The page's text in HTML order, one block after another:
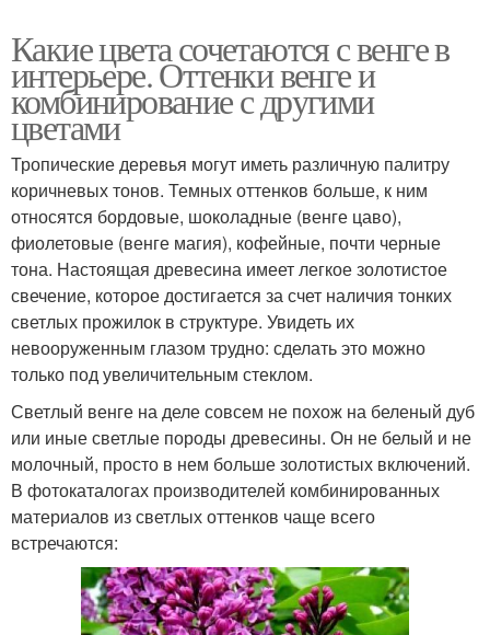
Какие цвета сочетаются с венге в
интерьере. Оттенки венге и
комбинирование с другими
цветами
Тропические деревья могут иметь различную палитру
коричневых тонов. Темных оттенков больше, к ним
относятся бордовые, шоколадные (венге цаво),
фиолетовые (венге магия), кофейные, почти черные
тона. Настоящая древесина имеет легкое золотистое
свечение, которое достигается за счет наличия тонких
светлых прожилок в структуре. Увидеть их
невооруженным глазом трудно: сделать это можно
только под увеличительным стеклом.
Светлый венге на деле совсем не похож на беленый дуб
или иные светлые породы древесины. Он не белый и не
молочный, просто в нем больше золотистых включений.
В фотокаталогах производителей комбинированных
материалов из светлых оттенков чаще всего
встречаются: